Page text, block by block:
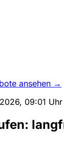
ansehen →
09:01 Uhr